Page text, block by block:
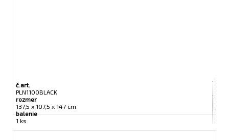
č.art.
PLN1100BLACK
rozmer
137,5 x 107,5 x 147 cm
balenie
1 ks